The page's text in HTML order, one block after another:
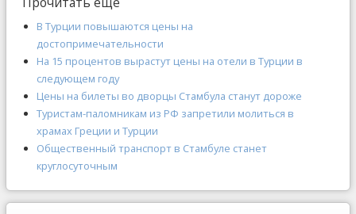
В Турции повышаются цены на
достопримечательности
На 15 процентов вырастут цены на отели в Турции в
следующем году
Цены на билеты во дворцы Стамбула станут дороже
Туристам-паломникам из РФ запретили молиться в
храмах Греции и Турции
Общественный транспорт в Стамбуле станет
круглосуточным